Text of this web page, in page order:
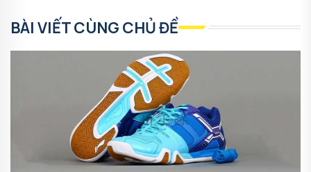
BÀI VIẾT CÙNG CHỦ ĐỀ